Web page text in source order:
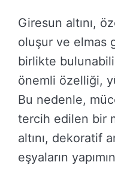
Giresun altını,
oluşur ve elmas
birlikte
önemli özelliği,
Bu nedenle,
tercih edilen bir
altını, dekoratif
eşyaların